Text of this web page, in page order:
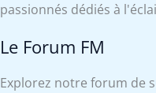
passionnés dédiés à
Le Forum FM
Explorez notre forum de